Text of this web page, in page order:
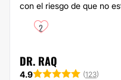
con el riesgo de que no
2
DR. RAQ
4.9 (123)